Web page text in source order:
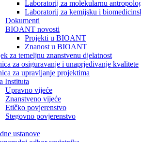
Laboratorij za molekularnu
Laboratorij za kemijsku i
Dokumenti
BIOANT novosti
Projekti u BIOANT
Znanost u BIOANT
za temeljnu znanstvenu djelatnost
za osiguravanje i unaprjeđivanje kvalitete
za upravljanje projektima
Instituta
Upravno vijeće
Znanstveno vijeće
Etičko povjerenstvo
Stegovno povjerenstvo
ustanove